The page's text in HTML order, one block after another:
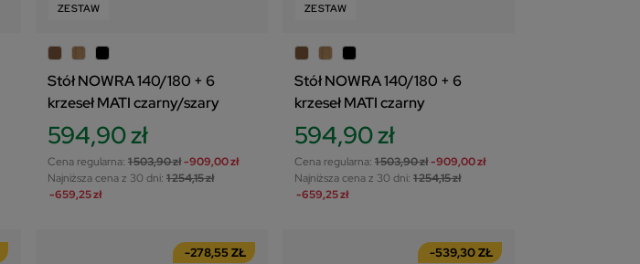
ZESTAW
Stół NOWRA 140/180 + 6
krzeseł MATI czarny/szary
594,90 zł
Cena regularna: 1 503,90 zł-909,00 zł
Najniższa cena z 30 dni: 1 254,15 zł
-659,25 zł
ZESTAW
Stół NOWRA 140/180 + 6
krzeseł MATI czarny
594,90 zł
Cena regularna: 1 503,90 zł-909,00 zł
Najniższa cena z 30 dni: 1 254,15 zł
-659,25 zł
-278,55 ZŁ -539,30 ZŁ